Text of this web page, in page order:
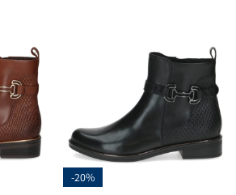
-20%